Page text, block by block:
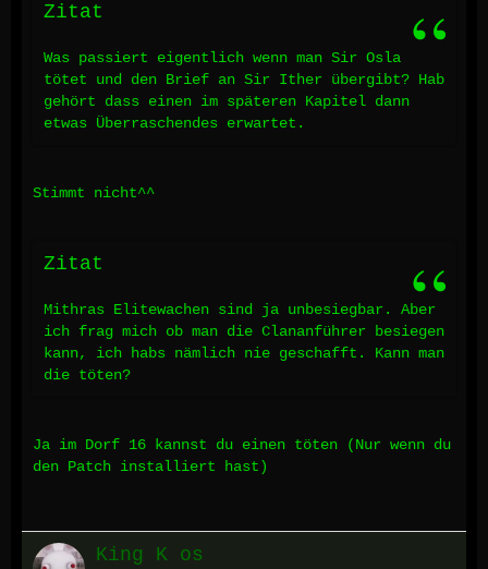
Zitat
Was passiert eigentlich wenn man Sir Osla
tötet und den Brief an Sir Ither übergibt? Hab
gehört dass einen im späteren Kapitel dann
etwas Überraschendes erwartet.
Stimmt nicht^^
Zitat
Mithras Elitewachen sind ja unbesiegbar. Aber
ich frag mich ob man die Clananführer besiegen
kann, ich habs nämlich nie geschafft. Kann man
die töten?
Ja im Dorf 16 kannst du einen töten (Nur wenn du
den Patch installiert hast)
King K os